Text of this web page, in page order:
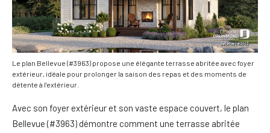
Le plan Bellevue (#3963) propose une élégante terrasse abritée avec foyer
extérieur, idéale pour prolonger la saison des repas et des moments de
détente à l’extérieur.
Avec son foyer extérieur et son vaste espace couvert, le plan
Bellevue (#3963) démontre comment une terrasse abritée